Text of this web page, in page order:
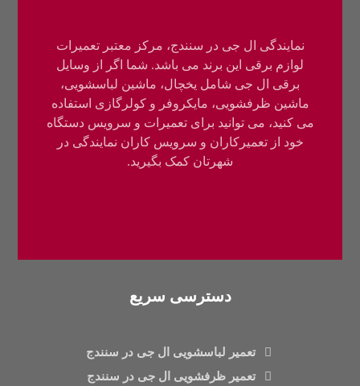
نمایندگی ال جی در سنندج، مرکز معتبر تعمیرات
لوازم برقی این برند می باشد. شما اگر از وسایل
برقی ال جی شامل یخچال، ماشین لباسشویی،
ماشین ظرفشویی، مایکروفر و کولرگازی استفاده
می کنید، می توانید برای تعمیرات و سرویس دستگاه
خود از تعمیرکاران و سرویس کاران نمایندگی در
شهرتان کمک بگیرید.
دسترسی سریع
تعمیر لباسشویی ال جی در سنندج
تعمیر ظرفشویی ال جی در سنندج